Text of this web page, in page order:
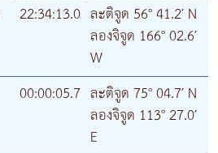
22:34:13.0 ละติจูด 56° 41.2′ N
ลองจิจูด 166° 02.6′
W
00:00:05.7 ละติจูด 75° 04.7′ N
ลองจิจูด 113° 27.0′
E